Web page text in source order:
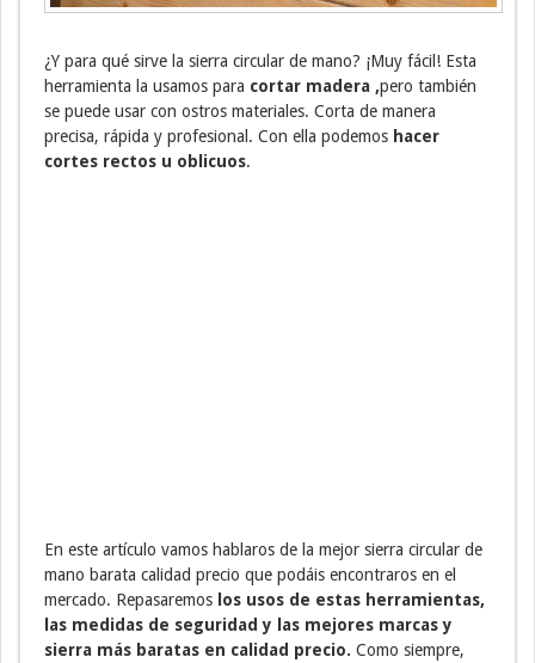
¿Y para qué sirve la sierra circular de mano? ¡Muy fácil! Esta
herramienta la usamos para cortar madera ,pero también
se puede usar con ostros materiales. Corta de manera
precisa, rápida y profesional. Con ella podemos hacer
cortes rectos u oblicuos.
En este artículo vamos hablaros de la mejor sierra circular de
mano barata calidad precio que podáis encontraros en el
mercado. Repasaremos los usos de estas herramientas,
las medidas de seguridad y las mejores marcas y
sierra más baratas en calidad precio. Como siempre,